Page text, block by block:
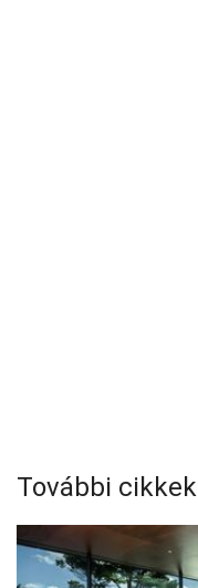
További cikkek